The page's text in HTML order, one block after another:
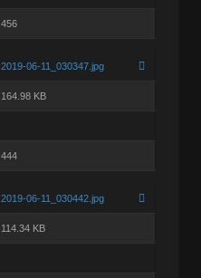
456
2019-06-11_030347.jpg
164.98 KB
444
2019-06-11_030442.jpg
114.34 KB